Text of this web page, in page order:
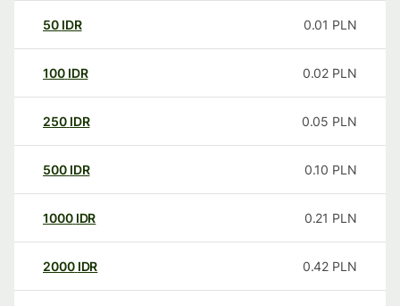
50 IDR 0.01 PLN
100 IDR 0.02 PLN
250 IDR 0.05 PLN
500 IDR 0.10 PLN
1000 IDR 0.21 PLN
2000 IDR 0.42 PLN